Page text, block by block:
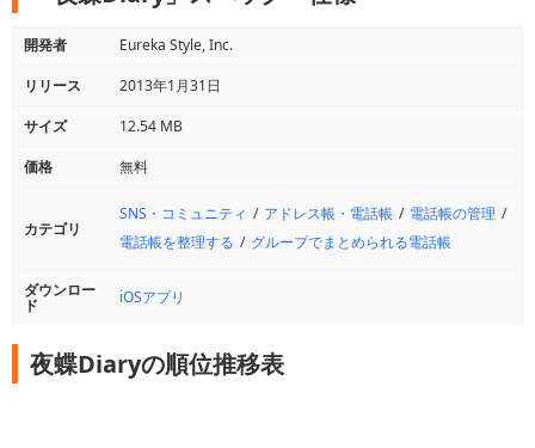
開発者
Eureka Style, Inc.
リリース
2013年1月31日
サイズ
12.54 MB
価格
無料
カテゴリ
SNS・コミュニティ アドレス帳・電話帳
電話帳の管理
電話帳を整理する
グループでまとめられる電話帳
ダウンロー
ド iOSアプリ
夜蝶Diaryの順位推移表